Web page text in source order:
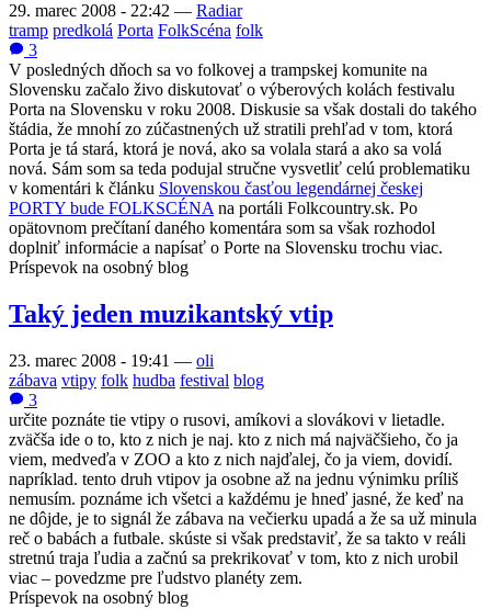
29. marec 2008 - 22:42 — Radiar
tramp predkolá Porta FolkScéna folk
3
V posledných dňoch sa vo folkovej a trampskej komunite na
Slovensku začalo živo diskutovať o výberových kolách festivalu
Porta na Slovensku v roku 2008. Diskusie sa však dostali do takého
štádia, že mnohí zo zúčastnených už stratili prehľad v tom, ktorá
Porta je tá stará, ktorá je nová, ako sa volala stará a ako sa volá
nová. Sám som sa teda podujal stručne vysvetliť celú problematiku
v komentári k článku Slovenskou časťou legendárnej českej
PORTY bude FOLKSCÉNA na portáli Folkcountry.sk. Po
opätovnom prečítaní daného komentára som sa však rozhodol
doplniť informácie a napísať o Porte na Slovensku trochu viac.
Príspevok na osobný blog
Taký jeden muzikantský vtip
23. marec 2008 - 19:41 — oli
zábava vtipy folk hudba festival blog
3
určite poznáte tie vtipy o rusovi, amíkovi a slovákovi v lietadle.
zväčša ide o to, kto z nich je naj. kto z nich má najväčšieho, čo ja
viem, medveďa v ZOO a kto z nich najďalej, čo ja viem, dovidí.
napríklad. tento druh vtipov ja osobne až na jednu výnimku príliš
nemusím. poznáme ich všetci a každému je hneď jasné, že keď na
ne dôjde, je to signál že zábava na večierku upadá a že sa už minula
reč o babách a futbale. skúste si však predstaviť, že sa takto v reáli
stretnú traja ľudia a začnú sa prekrikovať v tom, kto z nich urobil
viac – povedzme pre ľudstvo planéty zem.
Príspevok na osobný blog